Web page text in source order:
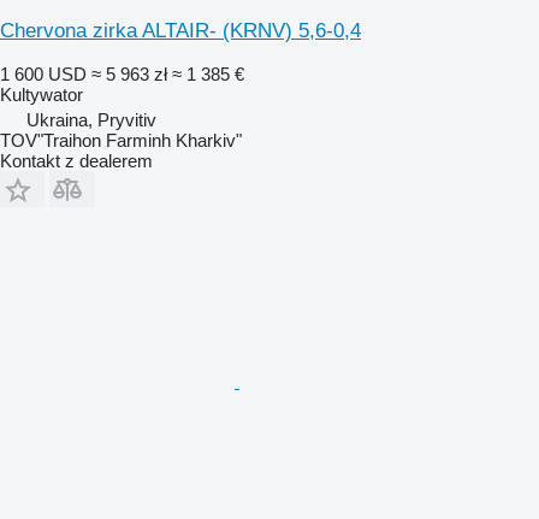
Chervona zirka ALTAIR- (KRNV) 5,6-0,4
1 600 USD ≈ 5 963 zł ≈ 1 385 €
Kultywator
Ukraina, Pryvitiv
TOV"Traihon Farminh Kharkiv"
Kontakt z dealerem